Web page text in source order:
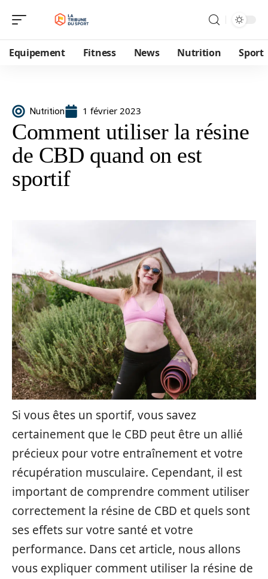
Equipement Fitness News Nutrition Sport
Nutrition 1 février 2023
Comment utiliser la résine
de CBD quand on est
sportif
Si vous êtes un sportif, vous savez
certainement que le CBD peut être un allié
précieux pour votre entraînement et votre
récupération musculaire. Cependant, il est
important de comprendre comment utiliser
correctement la résine de CBD et quels sont
ses effets sur votre santé et votre
performance. Dans cet article, nous allons
vous expliquer comment utiliser la résine de